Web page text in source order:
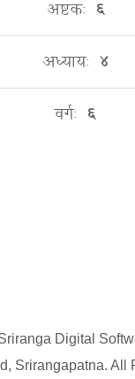
अष्टकः ६
अध्यायः ४
वर्गः ६
Digital
Srirangapatna. All